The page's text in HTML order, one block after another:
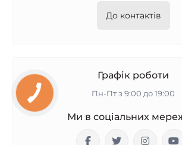
До контактів
Графік роботи
Пн-Пт з 9:00 до 19:00
Ми в соціальних